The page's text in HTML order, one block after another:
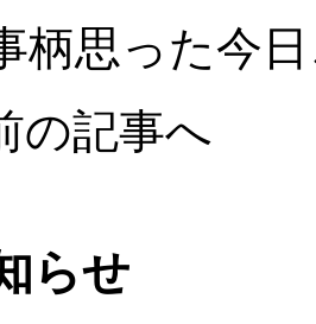
柄思った今
の記事へ
らせ